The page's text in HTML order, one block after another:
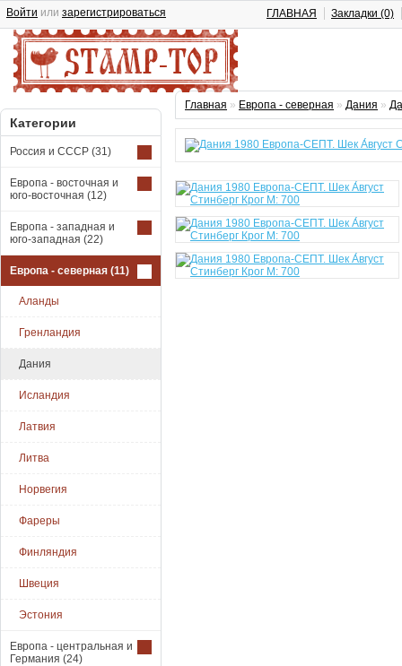
Войти или зарегистрироваться ГЛАВНАЯ Закладки (0)
Категории
Россия и СССР (31)
Европа - восточная и
юго-восточная (12)
Европа - западная и
юго-западная (22)
Европа - северная (11)
Аланды
Гренландия
Дания
Исландия
Латвия
Литва
Норвегия
Фареры
Финляндия
Швеция
Эстония
Европа - центральная и
Германия (24)
Главная » Европа - северная » Дания »